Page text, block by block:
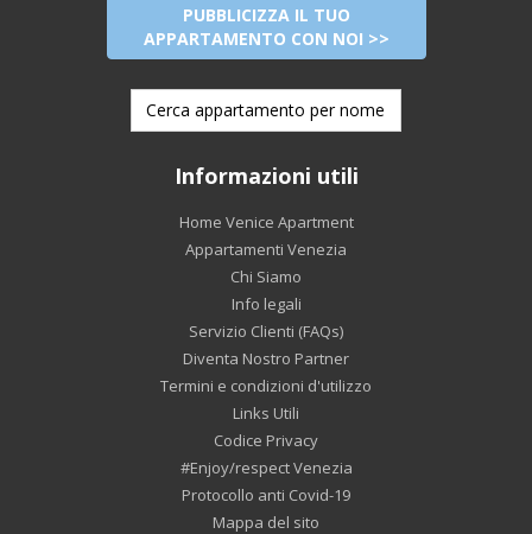
PUBBLICIZZA IL TUO
APPARTAMENTO CON NOI >>
Informazioni utili
Home Venice Apartment
Appartamenti Venezia
Chi Siamo
Info legali
Servizio Clienti (FAQs)
Diventa Nostro Partner
Termini e condizioni d'utilizzo
Links Utili
Codice Privacy
#Enjoy/respect Venezia
Protocollo anti Covid-19
Mappa del sito